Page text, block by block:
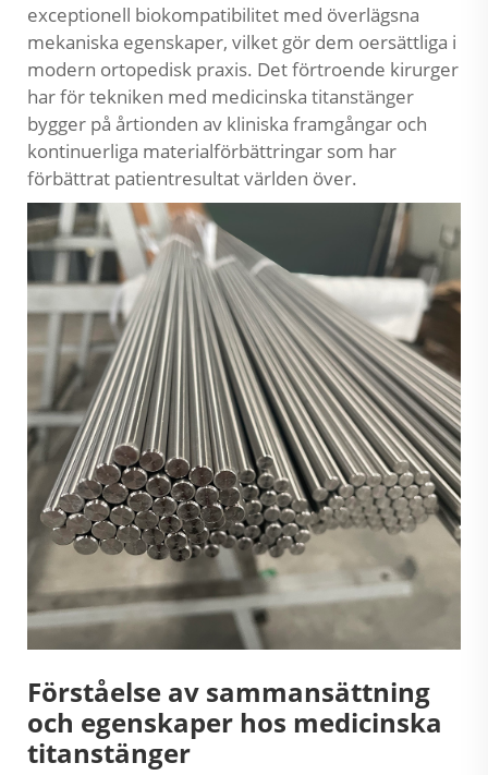
exceptionell biokompatibilitet med överlägsna
mekaniska egenskaper, vilket gör dem oersättliga i
modern ortopedisk praxis. Det förtroende kirurger
har för tekniken med medicinska titanstänger
bygger på årtionden av kliniska framgångar och
kontinuerliga materialförbättringar som har
förbättrat patientresultat världen över.
Förståelse av sammansättning
och egenskaper hos medicinska
titanstänger